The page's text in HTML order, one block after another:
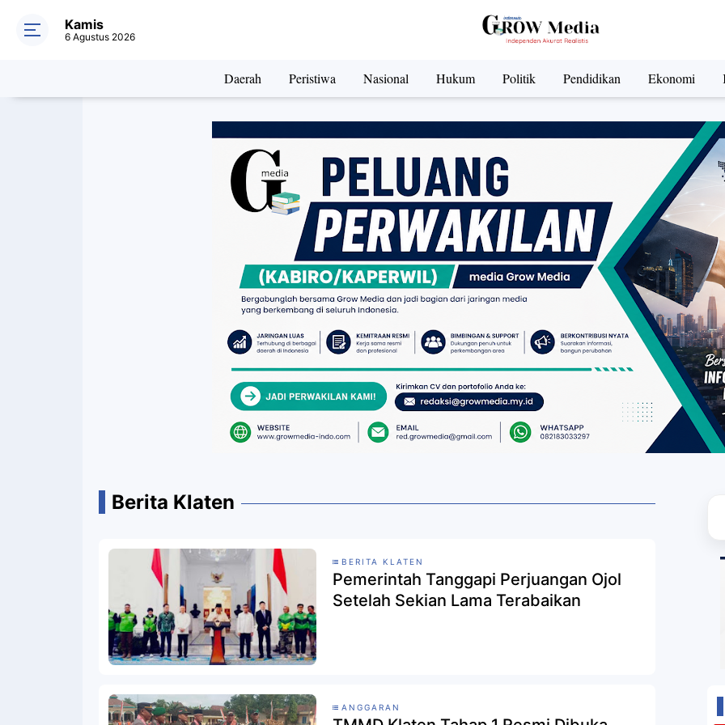
Kamis
6 Agustus 2026
Daerah Peristiwa Nasional Hukum Politik Pendidikan Ekonomi
Berita Klaten
BERITA KLATEN
Pemerintah Tanggapi Perjuangan Ojol
Setelah Sekian Lama Terabaikan
ANGGARAN